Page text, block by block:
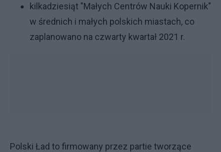
kilkadziesiąt "Małych Centrów Nauki Kopernik"
w średnich i małych polskich miastach, co
zaplanowano na czwarty kwartał 2021 r.
Polski Ład to firmowany przez partie tworzące